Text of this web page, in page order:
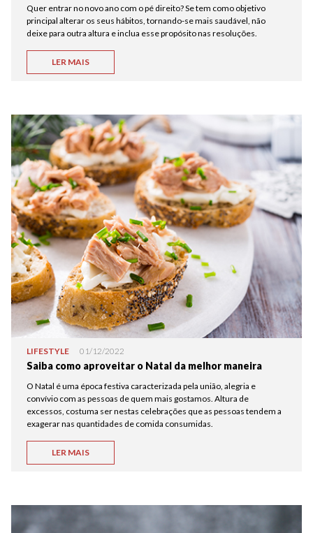
Quer entrar no novo ano com o pé direito? Se tem como objetivo
principal alterar os seus hábitos, tornando-se mais saudável, não
deixe para outra altura e inclua esse propósito nas resoluções.
LER MAIS
LIFESTYLE 01/12/2022
Saiba como aproveitar o Natal da melhor maneira
O Natal é uma época festiva caracterizada pela união, alegria e
convívio com as pessoas de quem mais gostamos. Altura de
excessos, costuma ser nestas celebrações que as pessoas tendem a
exagerar nas quantidades de comida consumidas.
LER MAIS